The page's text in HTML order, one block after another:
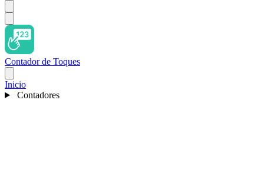
Contador de Toques
Inicio
Contadores